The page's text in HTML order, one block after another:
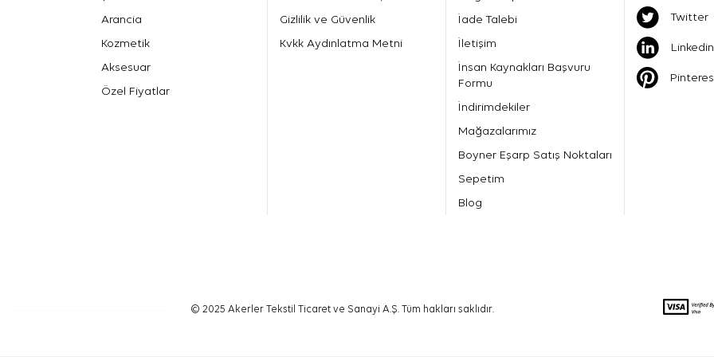
Arancia
Kozmetik
Aksesuar
Özel Fiyatlar
Gizlilik ve Güvenlik
Kvkk Aydınlatma Metni
İade Talebi
İletişim
İnsan Kaynakları Başvuru
Formu
İndirimdekiler
Mağazalarımız
Boyner Eşarp Satış Noktaları
Sepetim
Blog
Twitter
Linkedin
© 2025 Akerler Tekstil Ticaret ve Sanayi A.Ş. Tüm hakları saklıdır.